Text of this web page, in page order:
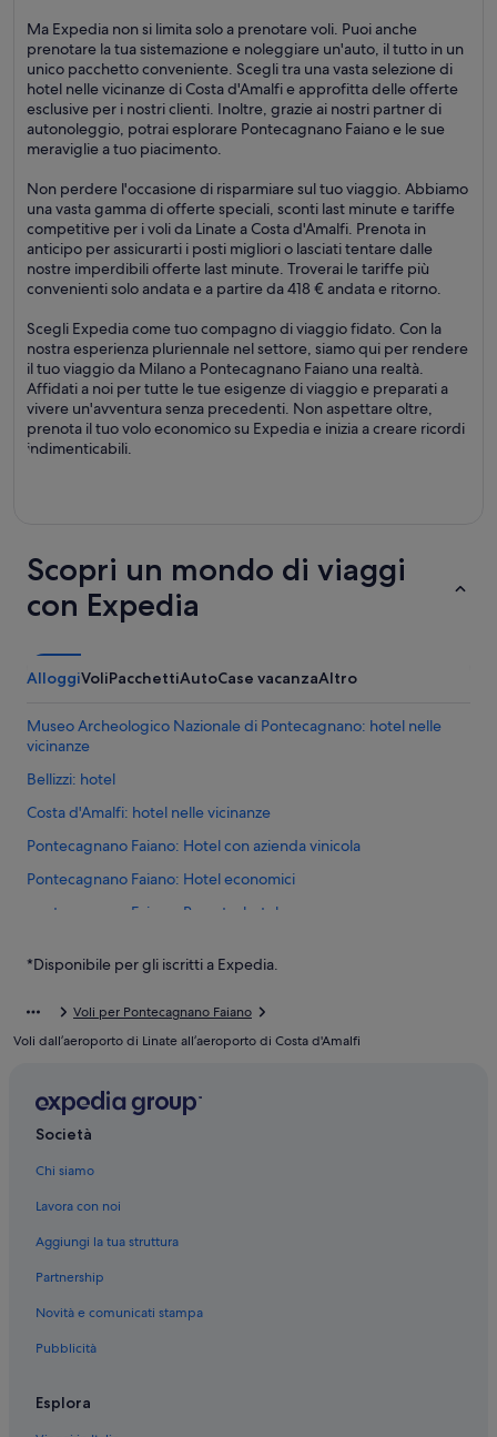
Ma Expedia non si limita solo a prenotare voli. Puoi anche
prenotare la tua sistemazione e noleggiare un'auto, il tutto in un
unico pacchetto conveniente. Scegli tra una vasta selezione di
hotel nelle vicinanze di Costa d'Amalfi e approfitta delle offerte
esclusive per i nostri clienti. Inoltre, grazie ai nostri partner di
autonoleggio, potrai esplorare Pontecagnano Faiano e le sue
meraviglie a tuo piacimento.
Non perdere l'occasione di risparmiare sul tuo viaggio. Abbiamo
una vasta gamma di offerte speciali, sconti last minute e tariffe
competitive per i voli da Linate a Costa d'Amalfi. Prenota in
anticipo per assicurarti i posti migliori o lasciati tentare dalle
nostre imperdibili offerte last minute. Troverai le tariffe più
convenienti solo andata e a partire da 418 € andata e ritorno.
Scegli Expedia come tuo compagno di viaggio fidato. Con la
nostra esperienza pluriennale nel settore, siamo qui per rendere
il tuo viaggio da Milano a Pontecagnano Faiano una realtà.
Affidati a noi per tutte le tue esigenze di viaggio e preparati a
vivere un'avventura senza precedenti. Non aspettare oltre,
prenota il tuo volo economico su Expedia e inizia a creare ricordi
indimenticabili.
Scopri un mondo di viaggi
con Expedia
AlloggiVoliPacchettiAutoCase vacanzaAltro
Museo Archeologico Nazionale di Pontecagnano: hotel nelle
vicinanze
Bellizzi: hotel
Costa d'Amalfi: hotel nelle vicinanze
Pontecagnano Faiano: Hotel con azienda vinicola
Pontecagnano Faiano: Hotel economici
Pontecagnano Faiano: Resort e hotel con spa
Pontecagnano Faiano: Hotel con piscina
Pontecagnano Faiano: Hotel sulla spiaggia
Pontecagnano Faiano: Hotel con servizi business
Bellizzi: hotel a 4 stelle
Pontecagnano Faiano: hotel a 3 stelle
Bellizzi: hotel Best Western
Bellizzi: hotel Belmond
Pontecagnano Faiano: hotel Best Western
Pontecagnano Faiano: Affittacamere
Pontecagnano Faiano: Aparthotel
Pontecagnano Faiano: Ostelli
Pontecagnano Faiano: Case private in affitto
*Disponibile per gli iscritti a Expedia.
Voli per Pontecagnano Faiano
Voli dall’aeroporto di Linate all’aeroporto di Costa d'Amalfi
Società
Chi siamo
Lavora con noi
Aggiungi la tua struttura
Partnership
Novità e comunicati stampa
Pubblicità
Esplora